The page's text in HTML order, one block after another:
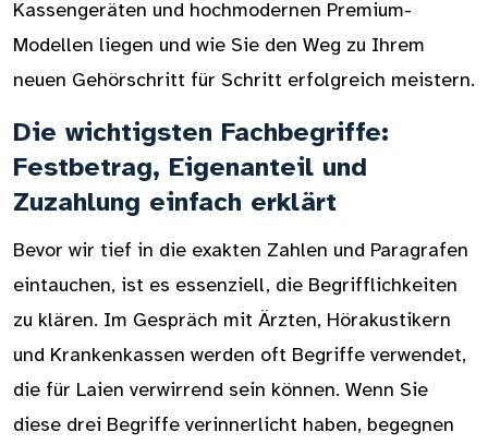
Kassengeräten und hochmodernen Premium-
Modellen liegen und wie Sie den Weg zu Ihrem
neuen Gehörschritt für Schritt erfolgreich meistern.
Die wichtigsten Fachbegriffe:
Festbetrag, Eigenanteil und
Zuzahlung einfach erklärt
Bevor wir tief in die exakten Zahlen und Paragrafen
eintauchen, ist es essenziell, die Begrifflichkeiten
zu klären. Im Gespräch mit Ärzten, Hörakustikern
und Krankenkassen werden oft Begriffe verwendet,
die für Laien verwirrend sein können. Wenn Sie
diese drei Begriffe verinnerlicht haben, begegnen